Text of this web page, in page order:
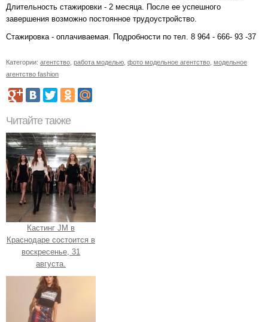
Длительность стажировки - 2 месяца. После ее успешного
завершения возможно постоянное трудоустройство.
Стажировка - оплачиваемая. Подробности по тел. 8 964 - 666- 93 -37
Категории: агентство работа моделью фото модельное агентство модельное
агентство fashion
Читайте также
Кастинг JM в
Краснодаре состоится в
воскресенье, 31
августа.